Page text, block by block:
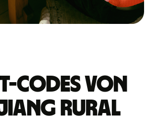
Codes von
RURAL